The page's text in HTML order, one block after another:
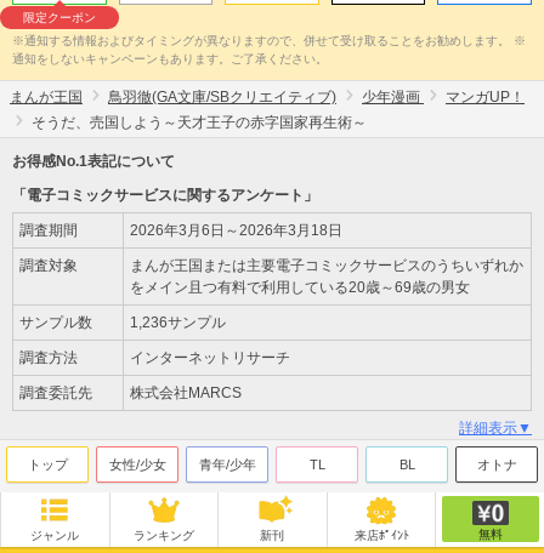
限定クーポン
※通知する情報およびタイミングが異なりますので、併せて受け取ることをお勧めします。 ※
通知をしないキャンペーンもあります。ご了承ください。
まんが王国 鳥羽徹(GA文庫/SBクリエイティブ) 少年漫画
マンガUP！
そうだ、売国しよう～天才王子の赤字国家再生術～
お得感No.1表記について
「電子コミックサービスに関するアンケート」
調査期間 2026年3月6日～2026年3月18日
調査対象
まんが王国または主要電子コミックサービスのうちいずれか
をメイン且つ有料で利用している20歳～69歳の男女
サンプル数 1,236サンプル
調査方法 インターネットリサーチ
調査委託先 株式会社MARCS
詳細表示▼
トップ 女性/少女 青年/少年 TL BL オトナ
ジャンル ランキング 新刊 来店ﾎﾟｲﾝﾄ 無料